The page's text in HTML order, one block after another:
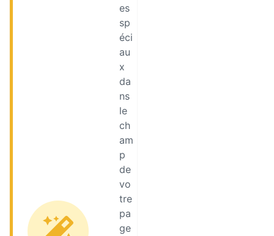
es
sp
éci
au
x
da
ns
le
ch
am
p
de
vo
tre
pa
ge